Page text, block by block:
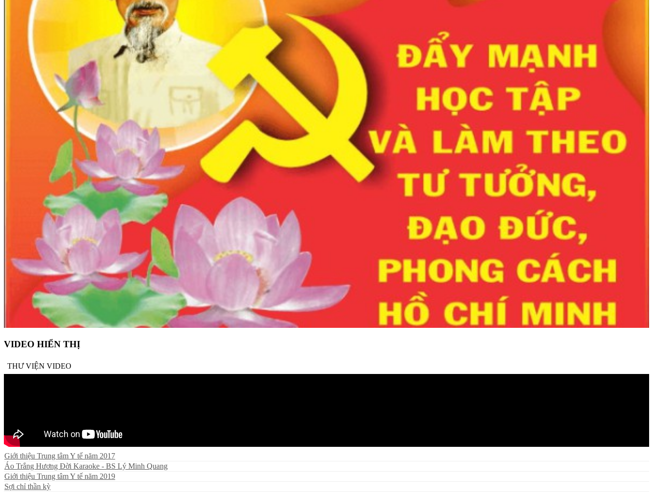
Thông báo
Lịch Ban giám đốc
Lịch trực cấp cứu
Lịch trực khám bệnh
Lịch công tác tuần khối dự phòng
Lịch đường dây nóng - tiếp công dân
ĐOÀN THỂ
Hoạt động Đảng bộ
Hoạt động Công đoàn
Hoạt động Đoàn thanh niên
NGHIÊN CỨU KHOA HỌC
VĂN BẢN KHOA PHÒNG
Khoa ATVSTP
Khoa KSDB
Khoa YTCC
Phòng KHNV
Phòng TCKT
Phòng TCCB
Phòng QLCL
Khoa KSNK
Khoa CSSKSS
VIDEO HIỂN THỊ
THƯ VIỆN VIDEO
Giới thiệu Trung tâm Y tế năm 2017
Áo Trắng Hương Đời Karaoke - BS Lý Minh Quang
Giới thiệu Trung tâm Y tế năm 2019
Sợi chỉ thần kỳ